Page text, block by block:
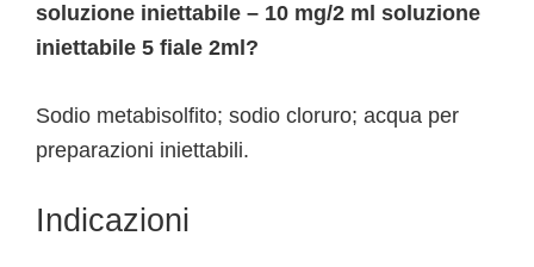
soluzione iniettabile – 10 mg/2 ml soluzione
iniettabile 5 fiale 2ml?
Sodio metabisolfito; sodio cloruro; acqua per
preparazioni iniettabili.
Indicazioni